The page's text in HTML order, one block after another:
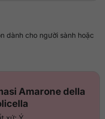
dành cho người sành hoặc
Amarone della